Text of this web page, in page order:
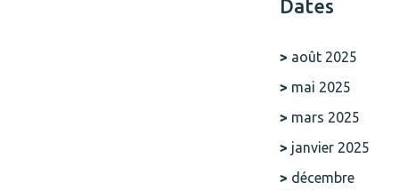
Dates
août 2025
mai 2025
mars 2025
janvier 2025
décembre